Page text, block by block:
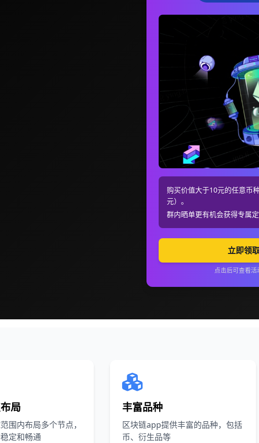
购买价值大于10元的任意币
元）。
群内晒单更有机会获得专属定
立即领
点击后可查看
局
围内布局多个节点，
定和畅通
丰富品种
区块链app提供丰富的品种，包括
币、衍生品等